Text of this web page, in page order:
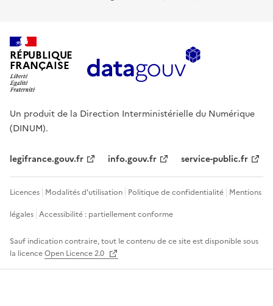
RÉPUBLIQUE
FRANÇAISE
Un produit de la Direction Interministérielle du Numérique
(DINUM).
legifrance.gouv.fr info.gouv.fr service-public.fr
Licences Modalités d'utilisation Politique de confidentialité Mentions
légales Accessibilité : partiellement conforme
Sauf indication contraire, tout le contenu de ce site est disponible sous
la licenceOpen Licence 2.0